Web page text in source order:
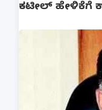
ಕಟೀಲ್ ಹೇಳಿಕೆಗೆ